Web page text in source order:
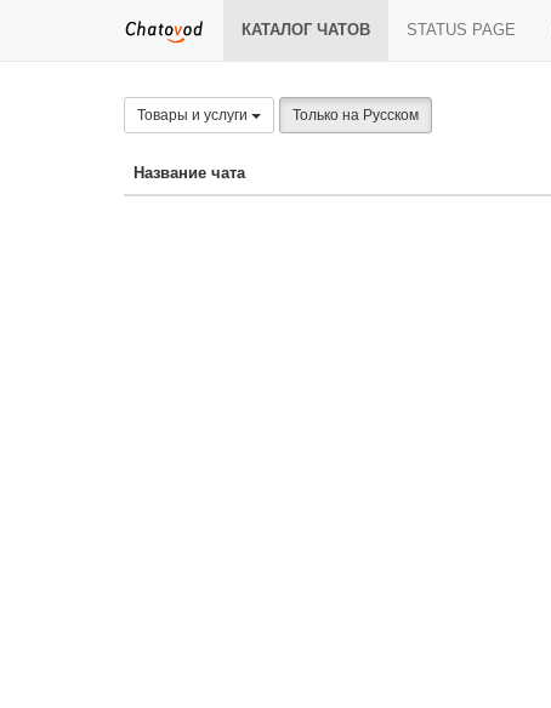
КАТАЛОГ ЧАТОВ STATUS PAGE
Товары и услуги Только на Русском
Название чата